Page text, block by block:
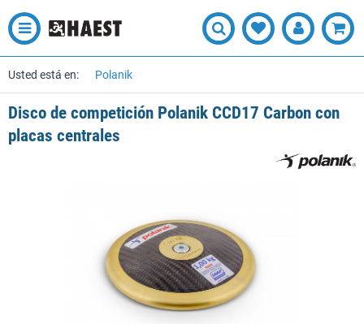
Usted está en: Polanik
Disco de competición Polanik CCD17 Carbon con
placas centrales